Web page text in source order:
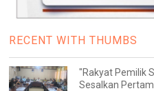
RECENT WITH THUMBS
"Rakyat Pemilik
Sesalkan